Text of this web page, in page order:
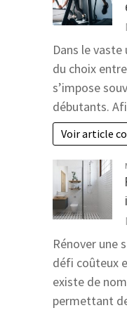
Dans le
du choix
s’impose
débutants.
Voir article
Rénover une
défi coûteux
existe de
permettant